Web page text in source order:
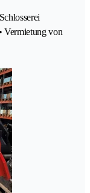
Vermietung von